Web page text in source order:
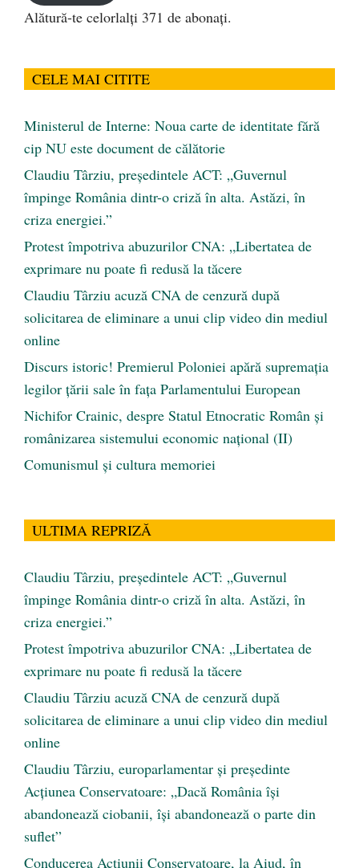
Alătură-te celorlalți 371 de abonați.
CELE MAI CITITE
Ministerul de Interne: Noua carte de identitate fără
cip NU este document de călătorie
Claudiu Târziu, președintele ACT: „Guvernul
împinge România dintr-o criză în alta. Astăzi, în
criza energiei.”
Protest împotriva abuzurilor CNA: „Libertatea de
exprimare nu poate fi redusă la tăcere
Claudiu Târziu acuză CNA de cenzură după
solicitarea de eliminare a unui clip video din mediul
online
Discurs istoric! Premierul Poloniei apără supremația
legilor țării sale în fața Parlamentului European
Nichifor Crainic, despre Statul Etnocratic Român şi
românizarea sistemului economic naţional (II)
Comunismul şi cultura memoriei
ULTIMA REPRIZĂ
Claudiu Târziu, președintele ACT: „Guvernul
împinge România dintr-o criză în alta. Astăzi, în
criza energiei.”
Protest împotriva abuzurilor CNA: „Libertatea de
exprimare nu poate fi redusă la tăcere
Claudiu Târziu acuză CNA de cenzură după
solicitarea de eliminare a unui clip video din mediul
online
Claudiu Târziu, europarlamentar și președinte
Acțiunea Conservatoare: „Dacă România își
abandonează ciobanii, își abandonează o parte din
suflet”
Conducerea Acțiunii Conservatoare, la Aiud, în